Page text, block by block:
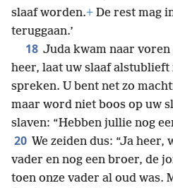
slaaf worden.+ De rest mag
teruggaan.’
18 Juda kwam naar voren
heer, laat uw slaaf alstublieft
spreken. U bent net zo
maar word niet boos op uw
slaven: “Hebben jullie nog
20 We zeiden dus: “Ja heer,
vader en nog een broer, de
toen onze vader al oud was.